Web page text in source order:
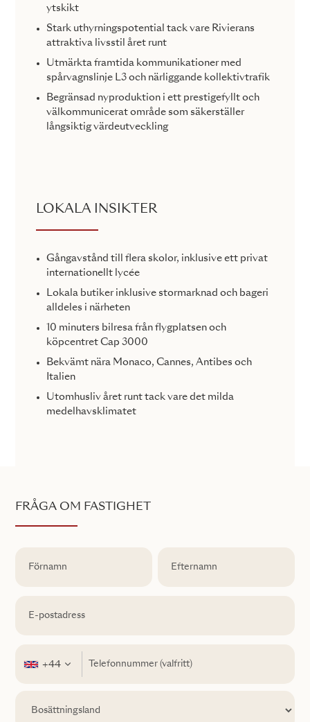
ytskikt
Stark uthyrningspotential tack vare Rivierans
attraktiva livsstil året runt
Utmärkta framtida kommunikationer med
spårvagnslinje L3 och närliggande kollektivtrafik
Begränsad nyproduktion i ett prestigefyllt och
välkommunicerat område som säkerställer
långsiktig värdeutveckling
LOKALA INSIKTER
Gångavstånd till flera skolor, inklusive ett privat
internationellt lycée
Lokala butiker inklusive stormarknad och bageri
alldeles i närheten
10 minuters bilresa från flygplatsen och
köpcentret Cap 3000
Bekvämt nära Monaco, Cannes, Antibes och
Italien
Utomhusliv året runt tack vare det milda
medelhavsklimatet
FRÅGA OM FASTIGHET
+44